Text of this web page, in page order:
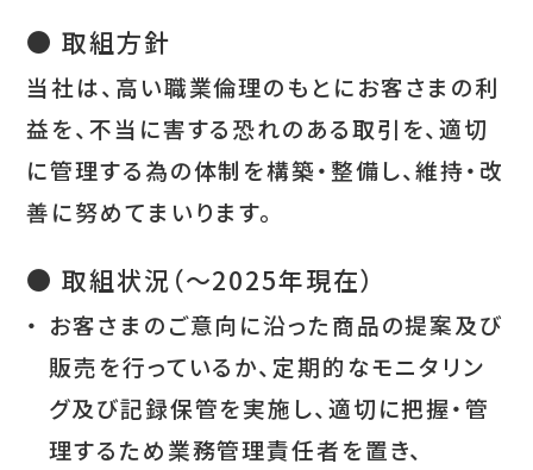
● 取組方針
当社は、高い職業倫理のもとにお客さまの利
益を、不当に害する恐れのある取引を、適切
に管理する為の体制を構築・整備し、維持・改
善に努めてまいります。
● 取組状況（～2025年現在）
・ お客さまのご意向に沿った商品の提案及び
販売を行っているか、定期的なモニタリン
グ及び記録保管を実施し、適切に把握・管
理するため業務管理責任者を置き、